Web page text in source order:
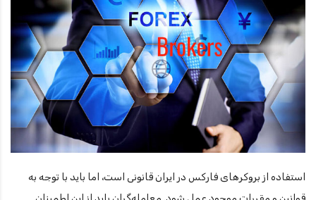
استفاده از بروکرهای فارکس در ایران قانونی است، اما باید با توجه به